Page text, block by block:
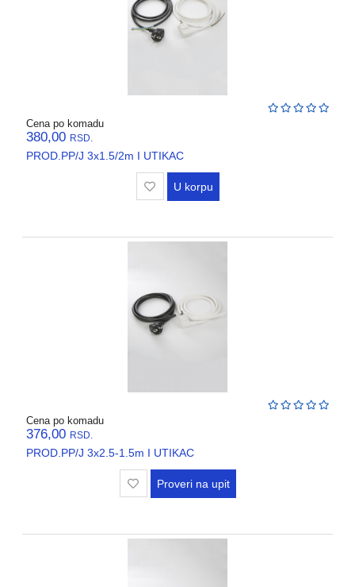
Cena po komadu
380,00 RSD.
PROD.PP/J 3x1.5/2m I UTIKAC
U korpu
Cena po komadu
376,00 RSD.
PROD.PP/J 3x2.5-1.5m I UTIKAC
Proveri na upit